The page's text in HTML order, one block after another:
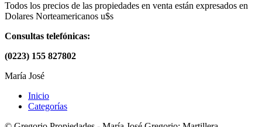
Todos los precios de las propiedades en venta están expresados en
Dolares Norteamericanos u$s
Consultas telefónicas:
(0223) 155 827802
María José
Inicio
Categorías